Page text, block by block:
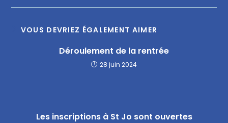
VOUS DEVRIEZ ÉGALEMENT AIMER
Déroulement de la rentrée
28 juin 2024
Les inscriptions à St Jo sont ouvertes